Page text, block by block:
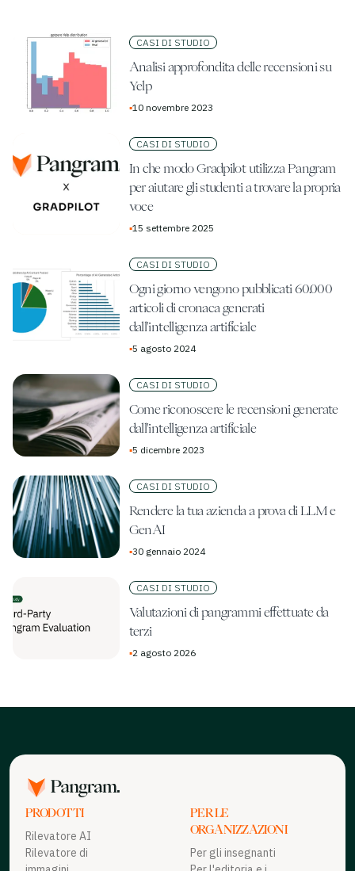
CASI DI STUDIO
Analisi approfondita delle recensioni su
Yelp
▪10 novembre 2023
CASI DI STUDIO
In che modo Gradpilot utilizza Pangram
per aiutare gli studenti a trovare la propria
voce
▪15 settembre 2025
CASI DI STUDIO
Ogni giorno vengono pubblicati 60.000
articoli di cronaca generati
dall'intelligenza artificiale
▪5 agosto 2024
CASI DI STUDIO
Come riconoscere le recensioni generate
dall'intelligenza artificiale
▪5 dicembre 2023
CASI DI STUDIO
Rendere la tua azienda a prova di LLM e
GenAI
▪30 gennaio 2024
CASI DI STUDIO
Valutazioni di pangrammi effettuate da
terzi
▪2 agosto 2026
PRODOTTI
Rilevatore AI
Rilevatore di
PER LE
ORGANIZZAZIONI
Per gli insegnanti